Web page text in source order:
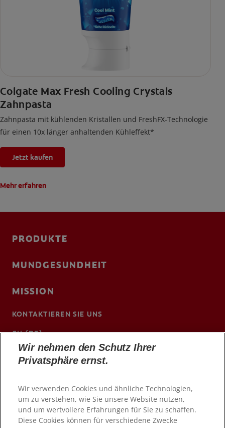
Colgate Max Fresh Cooling Crystals
Zahnpasta
Zahnpasta mit kühlenden Kristallen und FreshFX-Technologie
für einen 10x länger anhaltenden Kühleffekt*
Jetzt kaufen
Mehr erfahren
PRODUKTE
MUNDGESUNDHEIT
MISSION
KONTAKTIEREN SIE UNS
CH (DE)
Wir nehmen den Schutz Ihrer
Privatsphäre ernst.
Wir verwenden Cookies und ähnliche Technologien,
um zu verstehen, wie Sie unsere Website nutzen,
und um wertvollere Erfahrungen für Sie zu schaffen.
Diese Cookies können für verschiedene Zwecke